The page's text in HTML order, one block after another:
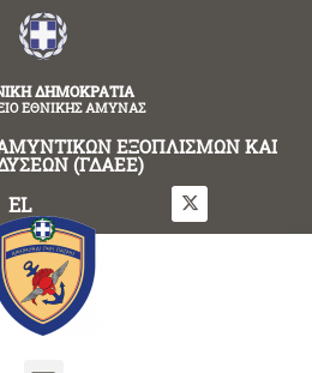
ΔΗΜΟΚΡΑΤΙΑ
ΕΘΝΙΚΗΣ ΑΜΥΝΑΣ
ΕΞΟΠΛΙΣΜΩΝ ΚΑΙ
(ΓΔΑΕΕ)
EL